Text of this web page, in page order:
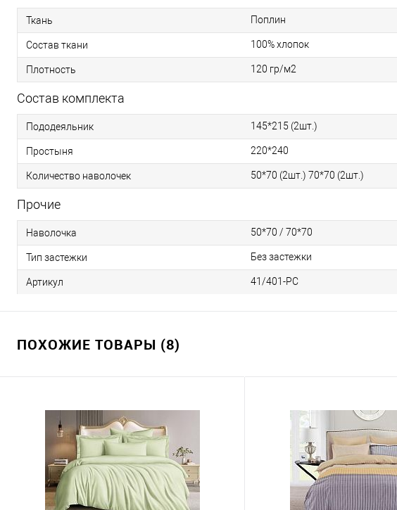
Ткань Поплин
Состав ткани 100% хлопок
Плотность 120 гр/м2
Состав комплекта
Пододеяльник 145*215 (2шт.)
Простыня 220*240
Количество наволочек 50*70 (2шт.) 70*70 (2шт.)
Прочие
Наволочка 50*70 / 70*70
Тип застежки Без застежки
Артикул 41/401-PC
ПОХОЖИЕ ТОВАРЫ (8)